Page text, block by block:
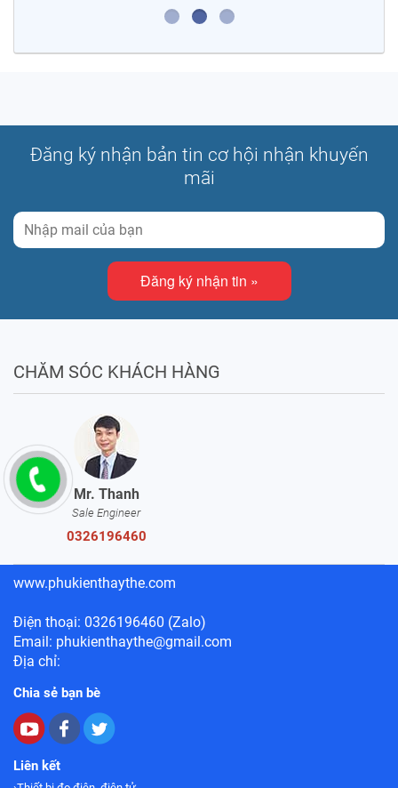
Đăng ký nhận bản tin cơ hội nhận khuyến
mãi
Đăng ký nhận tin »
CHĂM SÓC KHÁCH HÀNG
Mr. Thanh
Sale Engineer
0326196460
www.phukienthaythe.com
Điện thoại: 0326196460 (Zalo)
Email: phukienthaythe@gmail.com
Địa chỉ:
Chia sẻ bạn bè
Liên kết